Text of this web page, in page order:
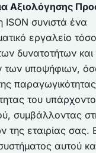
Αξιολόγησης
ISON συνιστά ένα
εργαλείο
δυνατοτήτων
των υποψήφιων,
του
συμβάλλοντας
της εταιρίας σας.
αυτού